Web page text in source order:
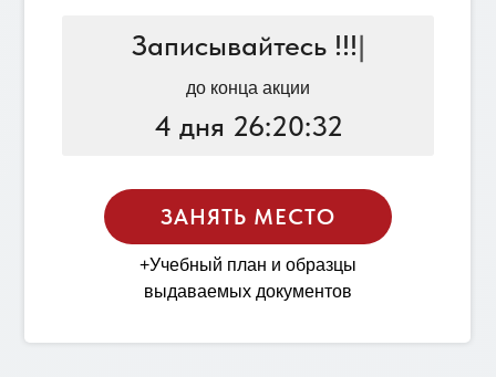
ЗАНЯТЬ МЕСТО
+Учебный план и образцы
выдаваемых документов
Записывайтесь !!!|
4 дня 26:20:32
до конца акции